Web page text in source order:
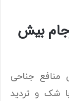
بیش
جناحی
شک و تردید